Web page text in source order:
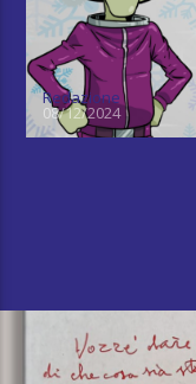
Redazione
08/12/2024